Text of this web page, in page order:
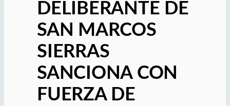
DELIBERANTE DE
SAN MARCOS
SIERRAS
SANCIONA CON
FUERZA DE